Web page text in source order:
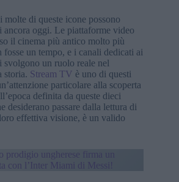
di queste icone possono
ancora oggi. Le piattaforme video
il cinema più antico molto più
fosse un tempo, e i canali dedicati ai
svolgono un ruolo reale nel
storia. Stream TV è uno di questi
particolare alla scoperta
definita da queste dieci
desiderano passare dalla lettura di
effettiva visione, è un valido
prodigio ungherese firma un
con l’Inter Miami di Messi!